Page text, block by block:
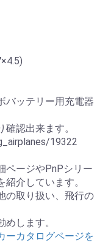
バッテリー用充電器
認出来ます。
19322
ページやPnPシリー
介しています。
の取り扱い、飛行の
します。
ーカタログページを